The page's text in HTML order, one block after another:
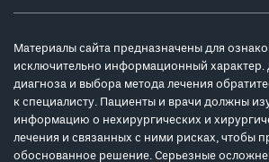
Материалы сайта предназначены для
исключительно информационный характер.
диагноза и выбора метода лечения
к специалисту. Пациенты и врачи должны
информацию о нехирургических и
лечения и связанных с ними рисках, чтобы
обоснованное решение. Серьезные